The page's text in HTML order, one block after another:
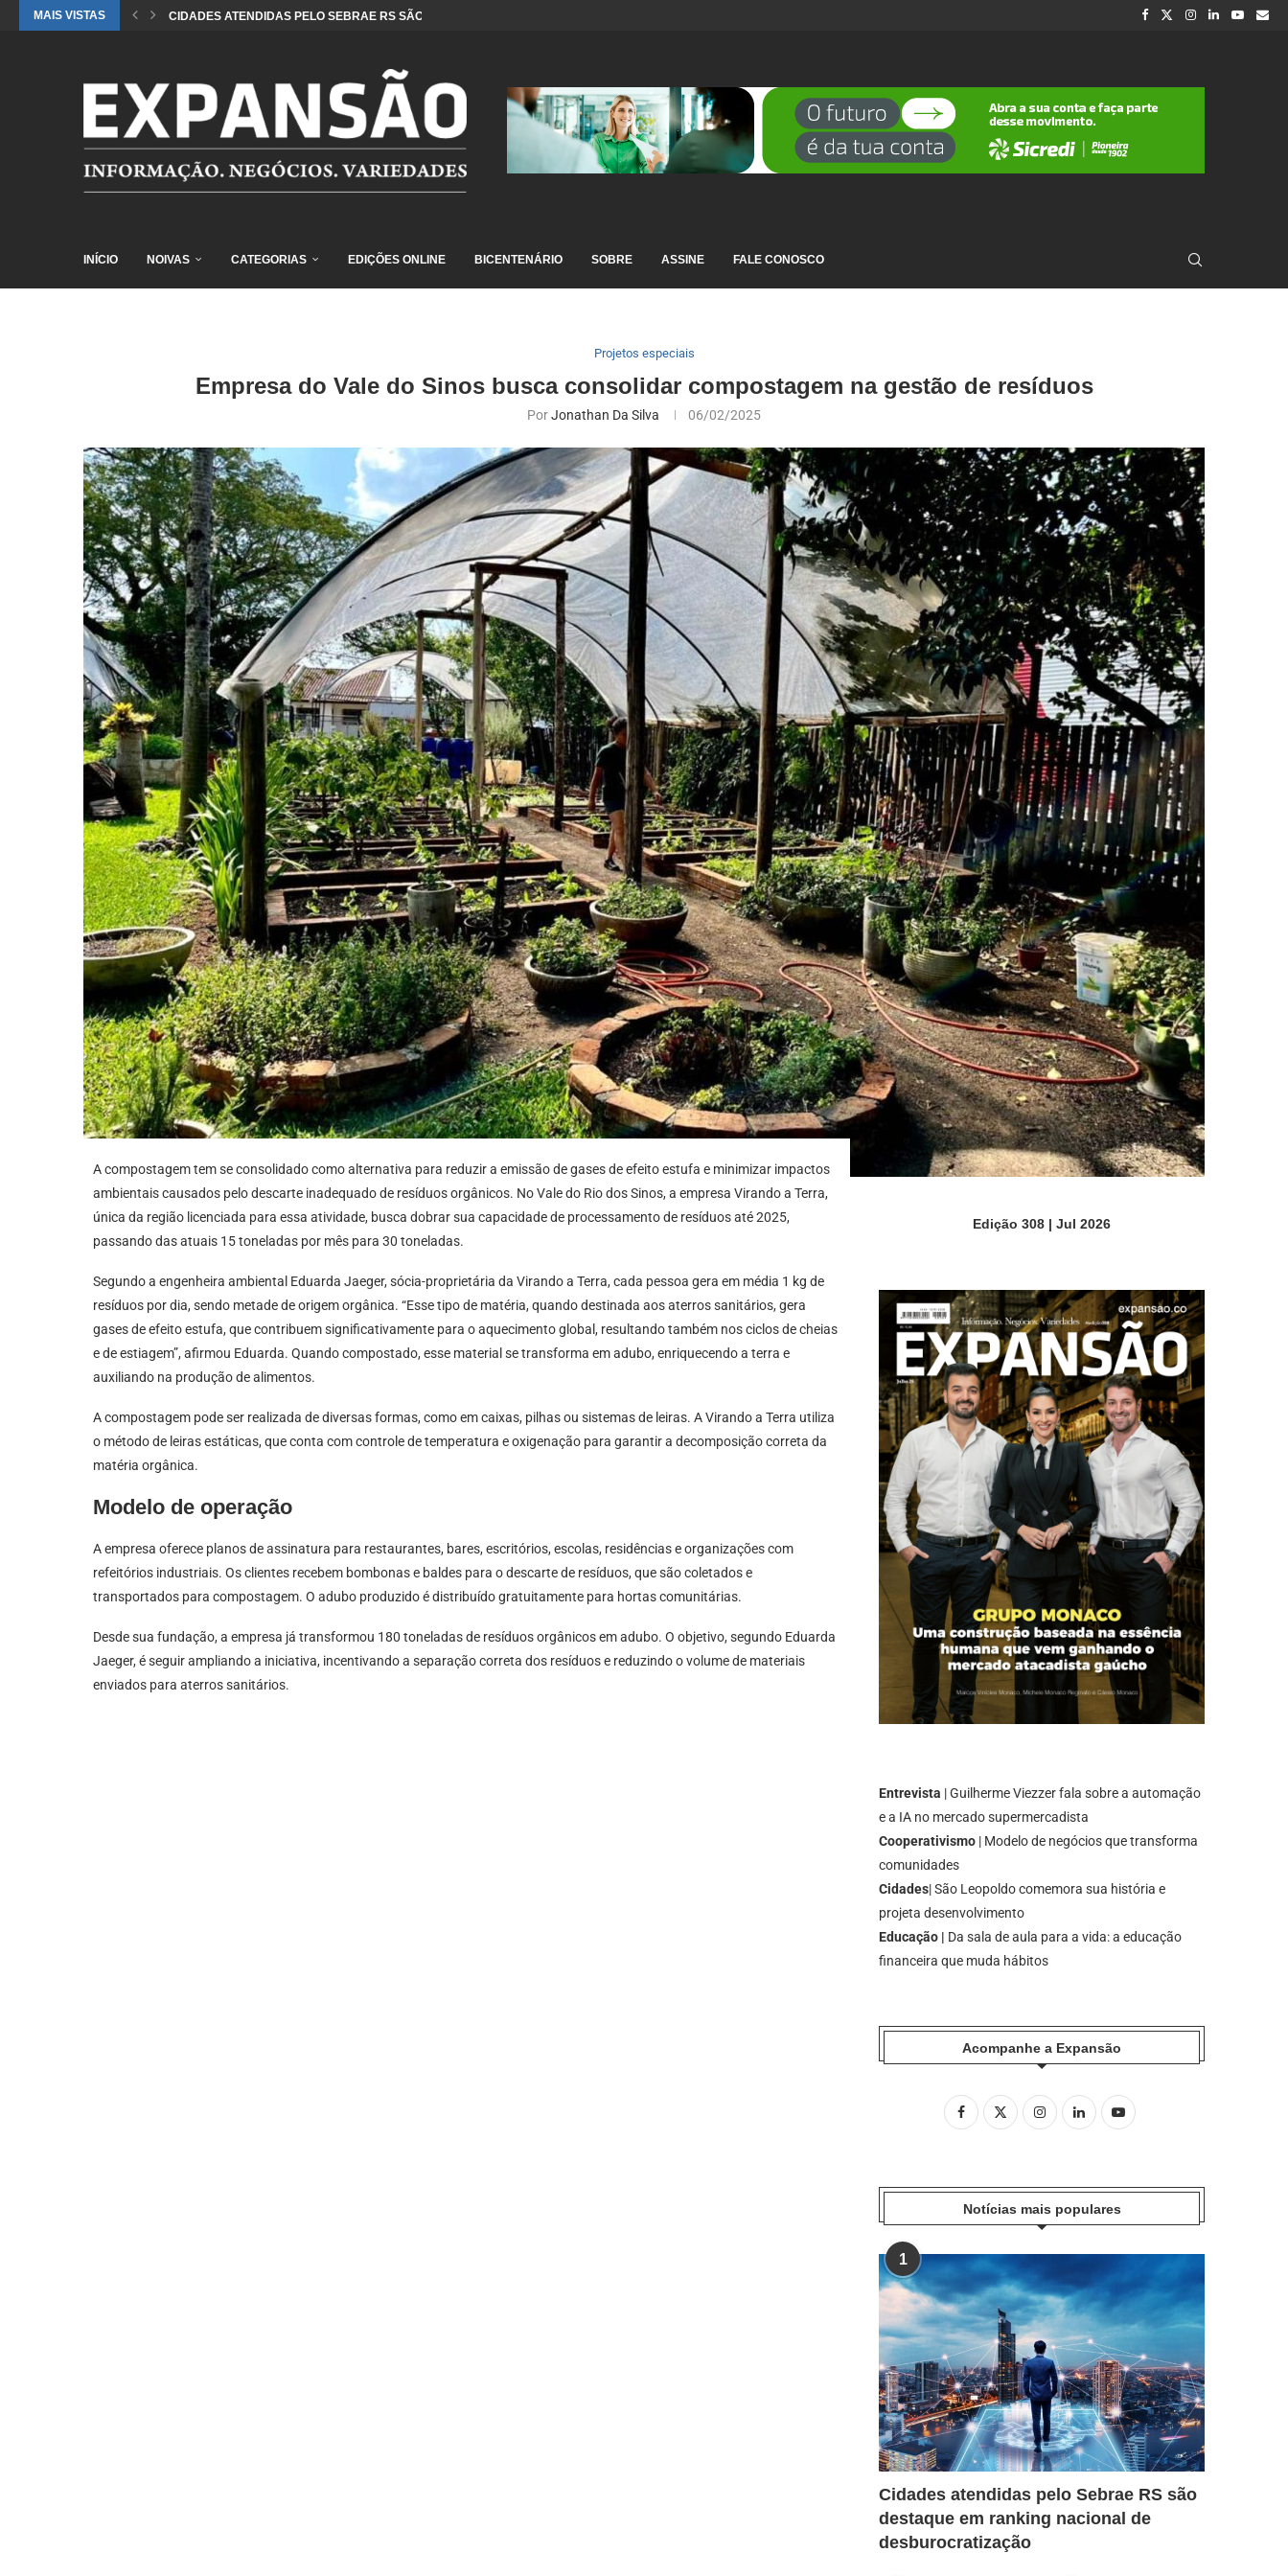
MAIS VISTAS CIDADES ATENDIDAS PELO SEBRAE RS SÃO DESTAQUE EM RANKING NACIONAL...
INÍCIO NOIVAS CATEGORIAS EDIÇÕES ONLINE BICENTENÁRIO SOBRE ASSINE FALE CONOSCO
Projetos especiais
Empresa do Vale do Sinos busca consolidar compostagem na gestão de resíduos
PorJonathan Da Silva 06/02/2025
A compostagem tem se consolidado como alternativa para reduzir a emissão de gases de efeito estufa e minimizar impactos
ambientais causados pelo descarte inadequado de resíduos orgânicos. No Vale do Rio dos Sinos, a empresa Virando a Terra,
única da região licenciada para essa atividade, busca dobrar sua capacidade de processamento de resíduos até 2025,
passando das atuais 15 toneladas por mês para 30 toneladas.
Segundo a engenheira ambiental Eduarda Jaeger, sócia-proprietária da Virando a Terra, cada pessoa gera em média 1 kg de
resíduos por dia, sendo metade de origem orgânica. “Esse tipo de matéria, quando destinada aos aterros sanitários, gera
gases de efeito estufa, que contribuem significativamente para o aquecimento global, resultando também nos ciclos de cheias
e de estiagem”, afirmou Eduarda. Quando compostado, esse material se transforma em adubo, enriquecendo a terra e
auxiliando na produção de alimentos.
A compostagem pode ser realizada de diversas formas, como em caixas, pilhas ou sistemas de leiras. A Virando a Terra utiliza
o método de leiras estáticas, que conta com controle de temperatura e oxigenação para garantir a decomposição correta da
matéria orgânica.
Modelo de operação
A empresa oferece planos de assinatura para restaurantes, bares, escritórios, escolas, residências e organizações com
refeitórios industriais. Os clientes recebem bombonas e baldes para o descarte de resíduos, que são coletados e
transportados para compostagem. O adubo produzido é distribuído gratuitamente para hortas comunitárias.
Desde sua fundação, a empresa já transformou 180 toneladas de resíduos orgânicos em adubo. O objetivo, segundo Eduarda
Jaeger, é seguir ampliando a iniciativa, incentivando a separação correta dos resíduos e reduzindo o volume de materiais
enviados para aterros sanitários.
Edição 308 | Jul 2026
Entrevista | Guilherme Viezzer fala sobre a automação
e a IA no mercado supermercadista
Cooperativismo | Modelo de negócios que transforma
comunidades
Cidades| São Leopoldo comemora sua história e
projeta desenvolvimento
Educação | Da sala de aula para a vida: a educação
financeira que muda hábitos
Acompanhe a Expansão
Notícias mais populares
1
Cidades atendidas pelo Sebrae RS são
destaque em ranking nacional de
desburocratização